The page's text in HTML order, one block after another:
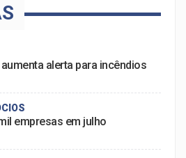
alerta para incêndios
empresas em julho